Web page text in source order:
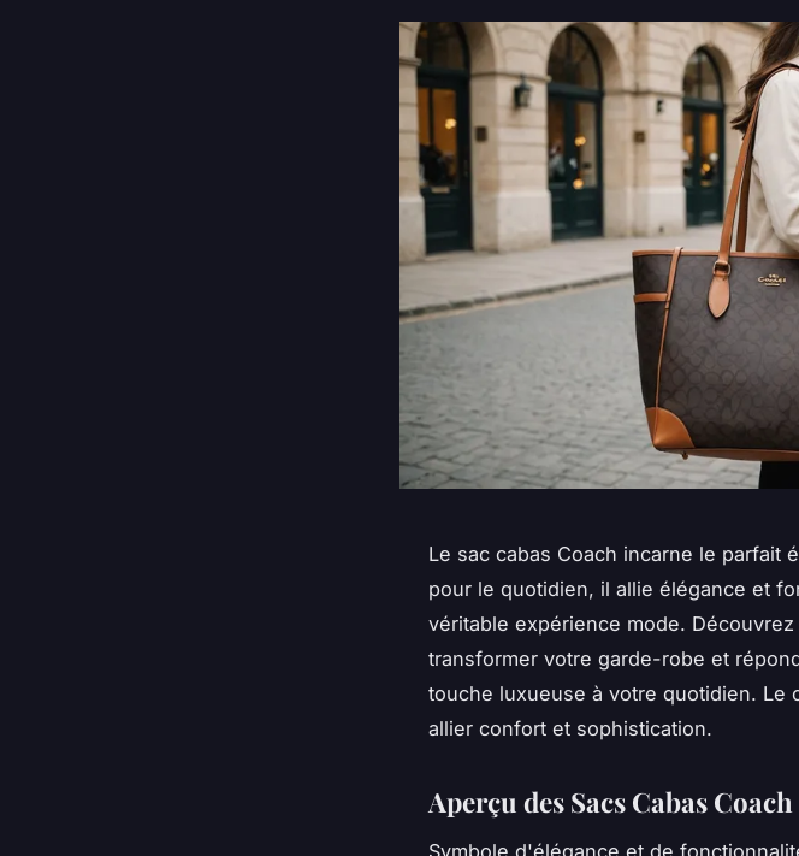
Le sac cabas Coach incarne le parfait
pour le quotidien, il allie élégance et
véritable expérience mode.
transformer votre garde-robe et
touche luxueuse à votre quotidien. Le
allier confort et sophistication.
Aperçu des Sacs Cabas Coach
Symbole d'élégance et de